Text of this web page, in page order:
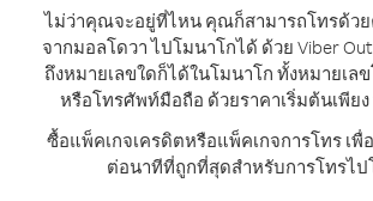
ไม่ว่าคุณจะอยู่ที่ไหน คุณก็สามารถโทรด้ว
จากมอลโดวา ไปโมนาโกได้ ด้วย Viber Out
ถึงหมายเลขใดก็ได้ในโมนาโก ทั้งหมายเ
หรือโทรศัพท์มือถือ ด้วยราคาเริ่มต้นเพียง
ซื้อแพ็คเกจเครดิตหรือแพ็คเกจการโทร เพื่
ต่อนาทีที่ถูกที่สุดสำหรับการโทรไป